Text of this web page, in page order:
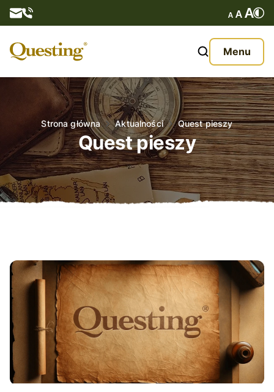
Menu
O nas
Oferta
Aktualności
Kontakt
Strona główna Aktualności Quest pieszy
Quest pieszy